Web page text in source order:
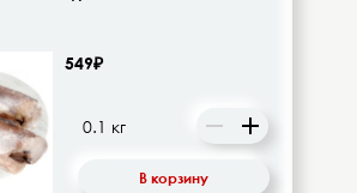
549₽
В корзину